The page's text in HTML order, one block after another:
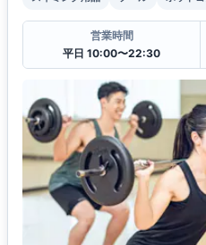
営業時間
平日 10:00〜22:30